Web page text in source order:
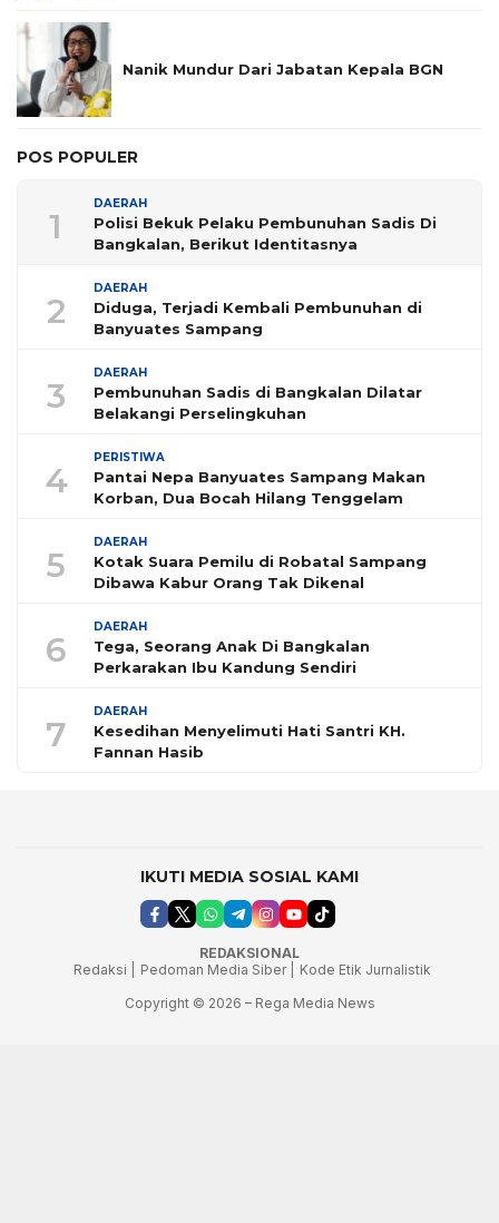
Nanik Mundur Dari Jabatan Kepala BGN
POS POPULER
1
DAERAH
Polisi Bekuk Pelaku Pembunuhan Sadis Di
Bangkalan, Berikut Identitasnya
2
DAERAH
Diduga, Terjadi Kembali Pembunuhan di
Banyuates Sampang
3
DAERAH
Pembunuhan Sadis di Bangkalan Dilatar
Belakangi Perselingkuhan
4
PERISTIWA
Pantai Nepa Banyuates Sampang Makan
Korban, Dua Bocah Hilang Tenggelam
5
DAERAH
Kotak Suara Pemilu di Robatal Sampang
Dibawa Kabur Orang Tak Dikenal
6
DAERAH
Tega, Seorang Anak Di Bangkalan
Perkarakan Ibu Kandung Sendiri
7
DAERAH
Kesedihan Menyelimuti Hati Santri KH.
Fannan Hasib
IKUTI MEDIA SOSIAL KAMI
REDAKSIONAL
Redaksi |
Pedoman Media Siber |
Kode Etik Jurnalistik
Copyright © 2026 – Rega Media News